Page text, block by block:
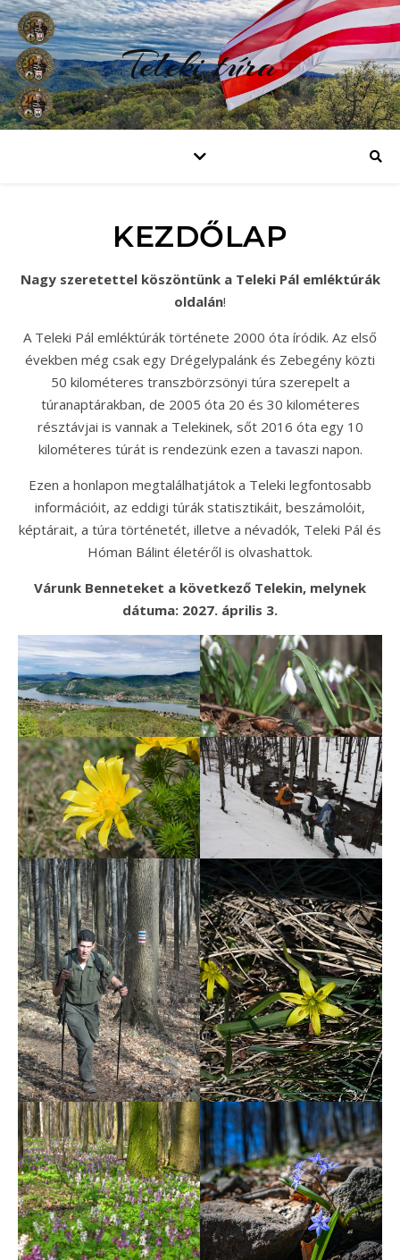
Teleki túra
KEZDŐLAP
Nagy szeretettel köszöntünk a Teleki Pál emléktúrák
oldalán!
A Teleki Pál emléktúrák története 2000 óta íródik. Az első
években még csak egy Drégelypalánk és Zebegény közti
50 kilométeres transzbörzsönyi túra szerepelt a
túranaptárakban, de 2005 óta 20 és 30 kilométeres
résztávjai is vannak a Telekinek, sőt 2016 óta egy 10
kilométeres túrát is rendezünk ezen a tavaszi napon.
Ezen a honlapon megtalálhatjátok a Teleki legfontosabb
információit, az eddigi túrák statisztikáit, beszámolóit,
képtárait, a túra történetét, illetve a névadók, Teleki Pál és
Hóman Bálint életéről is olvashattok.
Várunk Benneteket a következő Telekin, melynek
dátuma: 2027. április 3.